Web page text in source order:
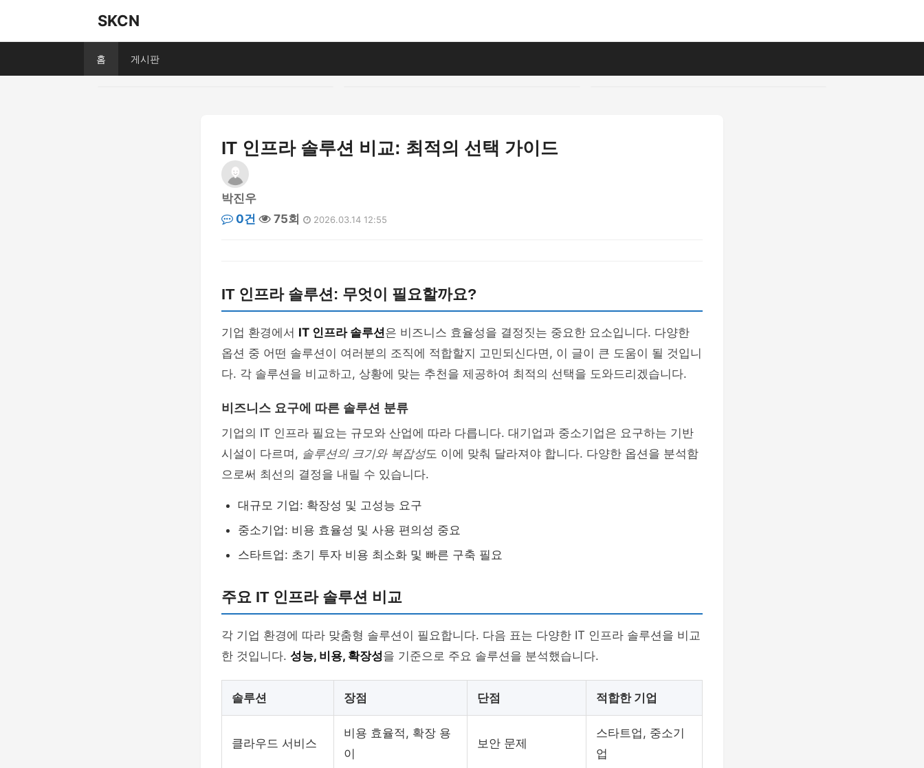
SKCN
홈 게시판
IT 인프라 솔루션 비교: 최적의 선택 가이드
박진우
0건
75회 2026.03.14 12:55
IT 인프라 솔루션: 무엇이 필요할까요?
기업 환경에서 IT 인프라 솔루션은 비즈니스 효율성을 결정짓는 중요한 요소입니다. 다양한
옵션 중 어떤 솔루션이 여러분의 조직에 적합할지 고민되신다면, 이 글이 큰 도움이 될 것입니
다. 각 솔루션을 비교하고, 상황에 맞는 추천을 제공하여 최적의 선택을 도와드리겠습니다.
비즈니스 요구에 따른 솔루션 분류
기업의 IT 인프라 필요는 규모와 산업에 따라 다릅니다. 대기업과 중소기업은 요구하는 기반
시설이 다르며, 솔루션의 크기와 복잡성도 이에 맞춰 달라져야 합니다. 다양한 옵션을 분석함
으로써 최선의 결정을 내릴 수 있습니다.
대규모 기업: 확장성 및 고성능 요구
중소기업: 비용 효율성 및 사용 편의성 중요
스타트업: 초기 투자 비용 최소화 및 빠른 구축 필요
주요 IT 인프라 솔루션 비교
각 기업 환경에 따라 맞춤형 솔루션이 필요합니다. 다음 표는 다양한 IT 인프라 솔루션을 비교
한 것입니다. 성능, 비용, 확장성을 기준으로 주요 솔루션을 분석했습니다.
솔루션 장점 단점 적합한 기업
클라우드 서비스
비용 효율적, 확장 용
이
보안 문제
스타트업, 중소기
업